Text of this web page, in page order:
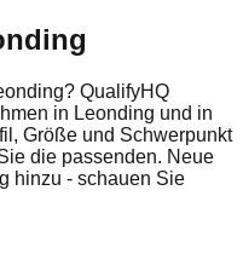
QualifyHQ
in Leonding und in
Größe und Schwerpunkt
die passenden. Neue
hinzu - schauen Sie